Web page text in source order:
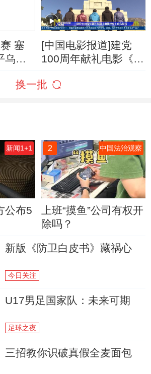
塞
克
[中国电影报道]建党
100周年献礼电影《徂
换一批
新闻1+1
公布5
2 中国法治观察
上班“摸鱼”公司有权开
除吗？
新版《防卫白皮书》藏祸心
今日关注
U17男足国家队：未来可期
足球之夜
三招教你识破真假全麦面包